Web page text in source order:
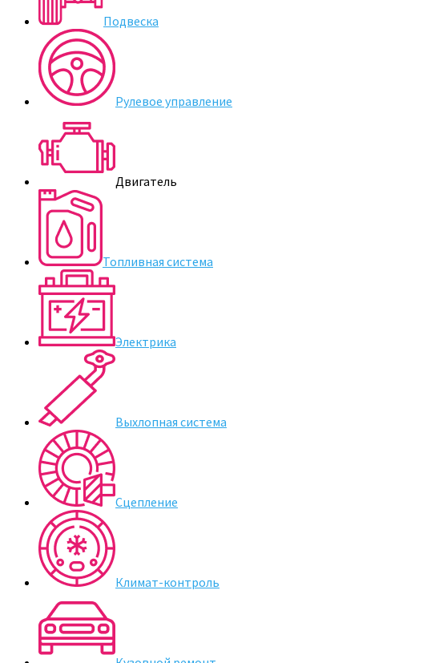
Подвеска
Рулевое управление
Двигатель
Топливная система
Электрика
Выхлопная система
Сцепление
Климат-контроль